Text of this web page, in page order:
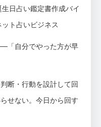
日占い鑑定書作成バイ
ト占いビジネス
「自分でやった方が早
断・行動を設計して回
せない。今日から回す